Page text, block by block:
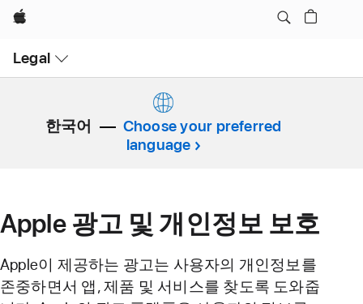
Apple
Legal
Menu
한국어
Choose your preferred
language
Apple 광고 및 개인정보 보호
Apple이 제공하는 광고는 사용자의 개인정보를
존중하면서 앱, 제품 및 서비스를 찾도록 도와줍